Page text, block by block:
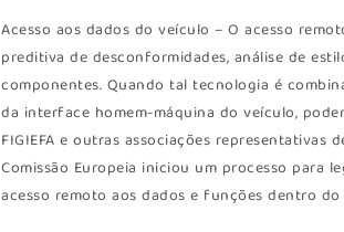
Acesso aos dados do veículo – O acesso
preditiva de desconformidades, análise de
componentes. Quando tal tecnologia é
da interface homem-máquina do veículo,
FIGIEFA e outras associações
Comissão Europeia iniciou um processo para
acesso remoto aos dados e funções dentro